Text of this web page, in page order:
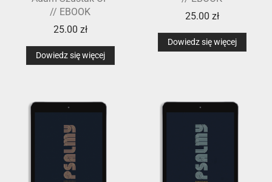
// EBOOK
25.00 zł
Dowiedz się więcej
25.00 zł
Dowiedz się więcej